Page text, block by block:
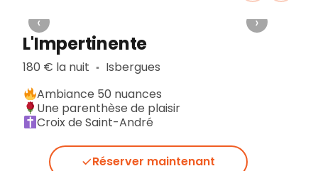
‹ ›
L'Impertinente
180 € la nuit ▪︎ Isbergues
Ambiance 50 nuances
Une parenthèse de plaisir
Croix de Saint-André
Réserver maintenant